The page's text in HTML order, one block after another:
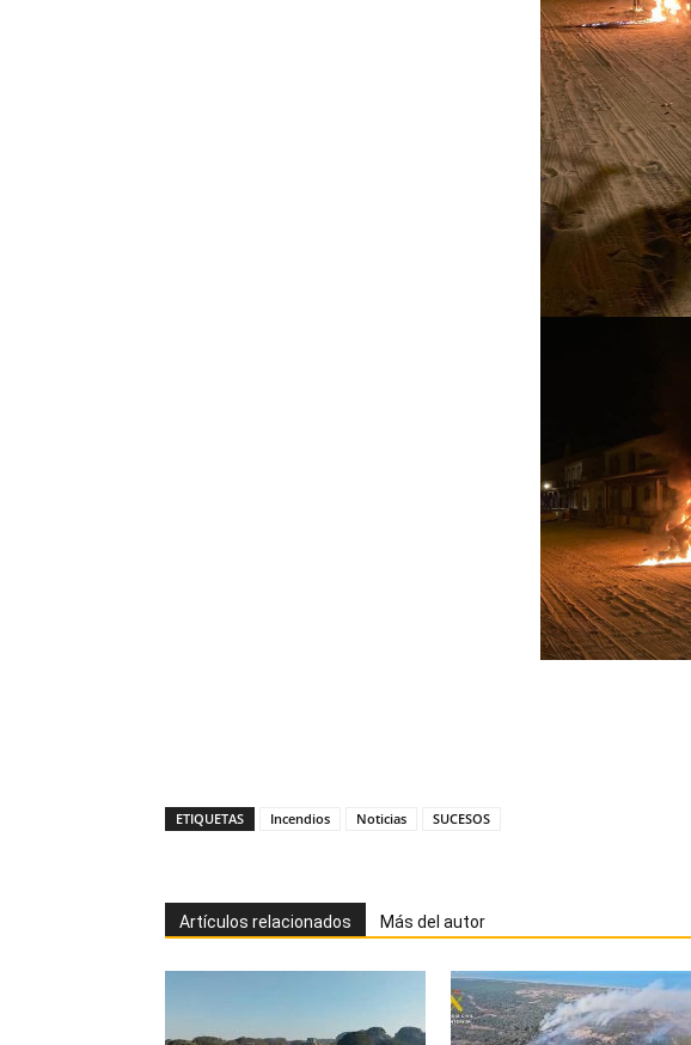
ETIQUETAS Incendios Noticias SUCESOS
Artículos relacionados Más del autor